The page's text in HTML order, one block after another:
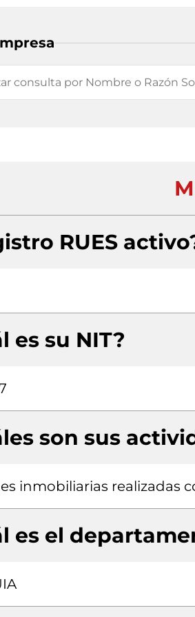
RUES
es su NIT?
son sus
inmobiliarias realizadas
es el